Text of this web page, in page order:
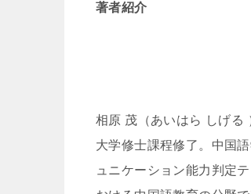
著者紹介
相原 茂（あいはら しげる
大学修士課程修了。中国
ュニケーション能力判定